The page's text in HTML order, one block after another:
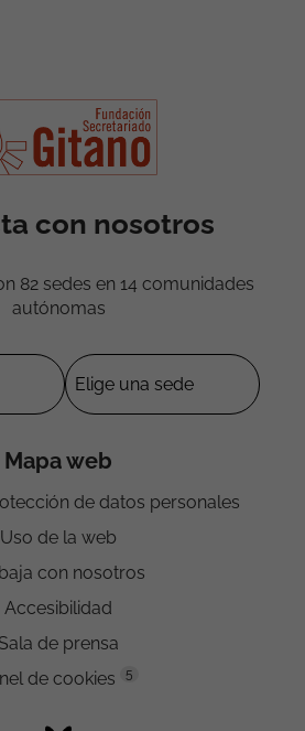
con nosotros
82 sedes en 14 comunidades
autónomas
Mapa web
de datos personales
Uso de la web
con nosotros
Accesibilidad
Sala de prensa
de cookies
5